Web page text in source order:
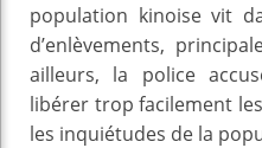
population kinoise vit
d’enlèvements,
ailleurs, la police
libérer trop facilement
les inquiétudes de la